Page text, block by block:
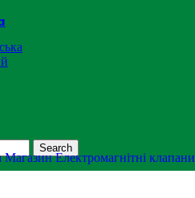
Search
МагазинЕлектромагнітні клапани